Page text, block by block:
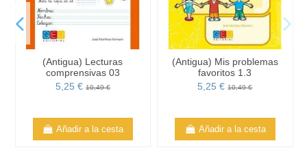
(Antigua) Lecturas
comprensivas 03
5,25 € 10,49 €
Añadir a la cesta
(Antigua) Mis problemas
favoritos 1.3
5,25 €10,49 €
Añadir a la cesta